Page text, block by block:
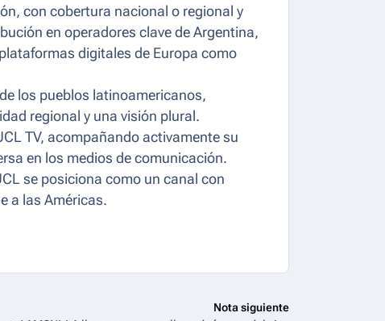
con cobertura nacional o regional y
en operadores clave de Argentina,
digitales de Europa como
los pueblos latinoamericanos,
regional y una visión plural.
TV, acompañando activamente su
en los medios de comunicación.
se posiciona como un canal con
a las Américas.
Nota siguiente